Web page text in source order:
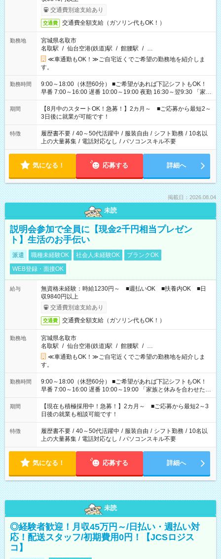
交通費別途支給あり
交通費 交通費全額支給（ガソリン代もOK！）
勤務地
宮城県名取市
名取駅 / 仙台空港(鉄道)駅 / 館腰駅 / …
≪車通勤もOK！≫ご自宅近くでご希望の勤務地を紹介しま
す。
勤務時間
9:00～18:00（休憩60分） ■ご希望があれば下記シフトもOK！
早番 7:00～16:00 遅番 10:00～19:00 夜勤 16:30～翌9:30 「家族
と休みを合わせたい」 「余裕を持って夕飯の準備がしたい」
「できれば残業はしたくない」 など、ご希望を教えてください
ね。 ※Wワーク希望の方へ 今ご覧のお仕事で希望する勤務時間
と、もう1つのお仕事の勤務時間。 合計で週40時間を超える場
合は応募できません。
期間
【8月中のスタートOK！急募！】2カ月～ ■ご応募から最短2～
3日後に就業が可能です！
特徴 履歴書不要 / 40～50代活躍中 / 服装自由 / シフト勤務 / 10名以
上の大量募集 / 電話対応なし / パソコンスキル不要
気になる！ 応募する 詳細へ
掲載日：2026.08.04
未読
説明会参加で全員に【現金2千円相当プレゼン
ト】生活のお手伝い
派遣 職種未経験OK 社会人未経験OK
ブランクOK
WEB登録・面接OK
給与
無資格未経験：時給1230円～ ■週払いOK ■扶養内OK ■日
収9840円以上
交通費別途支給あり
交通費 交通費全額支給（ガソリン代もOK！）
勤務地
宮城県名取市
名取駅 / 仙台空港(鉄道)駅 / 館腰駅 / …
≪車通勤もOK！≫ご自宅近くでご希望の勤務地を紹介しま
す。
勤務時間
9:00～18:00（休憩60分） ■ご希望があれば下記シフトもOK！
早番 7:00～16:00 遅番 10:00～19:00 「家族と休みを合わせた
い」 「余裕を持って夕飯の準備がしたい」 「できれば残業はし
たくない」 など、ご希望を教えてくださいね。 ※Wワーク希望
の方へ 今ご覧のお仕事で希望する勤務時間と、もう1つのお仕事
の勤務時間。 合計で週40時間を超える場合は応募できません。
期間
【現在も積極採用中！急募！】2カ月～ ■ご応募から最短2～3
日後の就業も相談可能です！
特徴 履歴書不要 / 40～50代活躍中 / 服装自由 / シフト勤務 / 10名以
上の大量募集 / 電話対応なし / パソコンスキル不要
気になる！ 応募する 詳細へ
未読
◎経験者歓迎！月収45万円～/日払い・週払い対
応！配送スタッフ/初期費用0円！【JCSロジス
コ】